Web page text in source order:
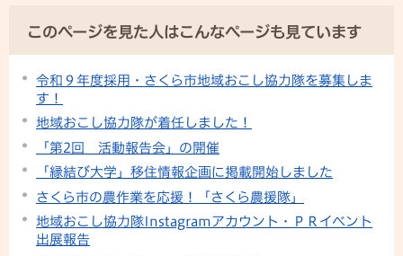
このページを見た人はこんなページも見ています
令和９年度採用・さくら市地域おこし協力隊を募集しま
す！
地域おこし協力隊が着任しました！
「第2回 活動報告会」の開催
「縁結び大学」移住情報企画に掲載開始しました
さくら市の農作業を応援！「さくら農援隊」
地域おこし協力隊Instagramアカウント・ＰＲイベント
出展報告